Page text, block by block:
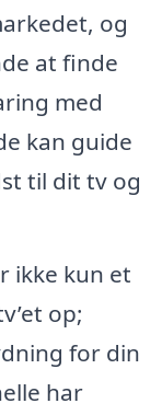
og
at finde
med
kan guide
til dit tv og
ikke kun et
op;
for din
har